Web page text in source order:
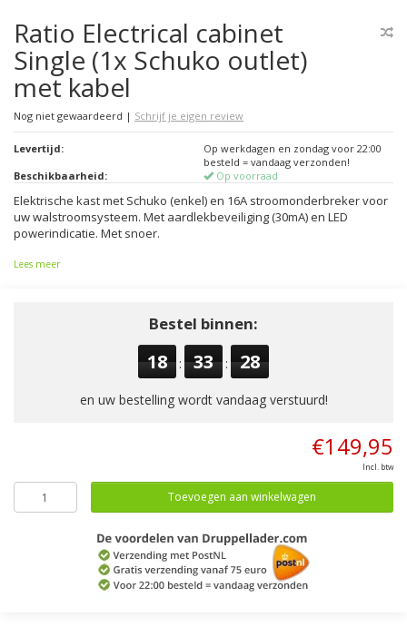
Ratio Electrical cabinet
Single (1x Schuko outlet)
met kabel
Nog niet gewaardeerd | Schrijf je eigen review
Levertijd:
Op werkdagen en zondag voor 22:00
besteld = vandaag verzonden!
Beschikbaarheid:
Op voorraad
Elektrische kast met Schuko (enkel) en 16A stroomonderbreker voor
uw walstroomsysteem. Met aardlekbeveiliging (30mA) en LED
powerindicatie. Met snoer.
Lees meer
Bestel binnen:
18 : 33 : 27
en uw bestelling wordt vandaag verstuurd!
€149,95
Incl. btw
Toevoegen aan winkelwagen